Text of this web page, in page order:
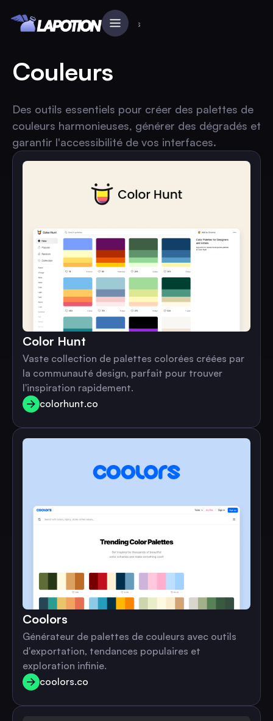
Accueil Le Grimoire Couleurs
Couleurs
Des outils essentiels pour créer des palettes de
couleurs harmonieuses, générer des dégradés et
garantir l'accessibilité de vos interfaces.
Color Hunt
Vaste collection de palettes colorées créées par
la communauté design, parfait pour trouver
l'inspiration rapidement.
colorhunt.co
Coolors
Générateur de palettes de couleurs avec outils
d'exportation, tendances populaires et
exploration infinie.
coolors.co